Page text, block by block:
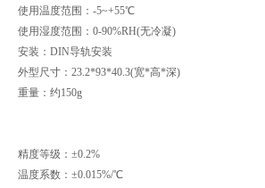
使用温度范围：-5~+55℃
使用湿度范围：0-90%RH(无冷凝)
安装：DIN导轨安装
外型尺寸：23.2*93*40.3(宽*高*深)
重量：约150g
精度等级：±0.2%
温度系数：±0.015%/℃